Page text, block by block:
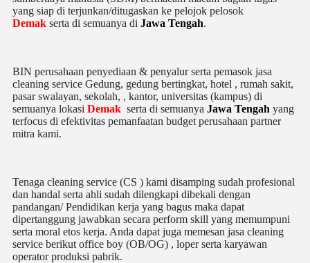
yang siap di terjunkan/ditugaskan ke pelojok pelosok
Demak serta di semuanya di Jawa Tengah.
BIN perusahaan penyediaan & penyalur serta pemasok jasa
cleaning service Gedung, gedung bertingkat, hotel , rumah sakit,
pasar swalayan, sekolah, , kantor, universitas (kampus) di
semuanya lokasi Demak serta di semuanya Jawa Tengah yang
terfocus di efektivitas pemanfaatan budget perusahaan partner
mitra kami.
Tenaga cleaning service (CS ) kami disamping sudah profesional
dan handal serta ahli sudah dilengkapi dibekali dengan
pandangan/ Pendidikan kerja yang bagus maka dapat
dipertanggung jawabkan secara perform skill yang memumpuni
serta moral etos kerja. Anda dapat juga memesan jasa cleaning
service berikut office boy (OB/OG) , loper serta karyawan
operator produksi pabrik.